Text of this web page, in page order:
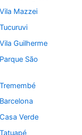
Mazzei
Guilherme
São
Verde